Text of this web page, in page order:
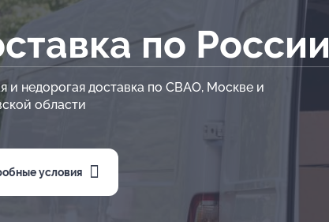
по России
и недорогая доставка по СВАО, Москве и
области
условия